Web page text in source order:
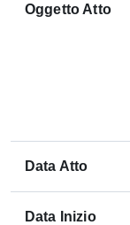
Oggetto Atto
Data Atto
Data Inizio